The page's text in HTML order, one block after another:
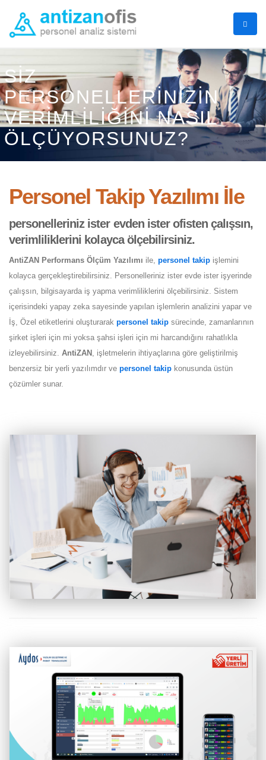
SIZ
PERSONELLERINIZIN
VERIMLILIĞINI NASIL
ÖLÇÜYORSUNUZ?
Personel Takip Yazılımı İle
personelleriniz ister evden ister ofisten çalışsın,
verimliliklerini kolayca ölçebilirsiniz.
AntiZAN Performans Ölçüm Yazılımı ile, personel takip işlemini
kolayca gerçekleştirebilirsiniz. Personelleriniz ister evde ister işyerinde
çalışsın, bilgisayarda iş yapma verimliliklerini ölçebilirsiniz. Sistem
içerisindeki yapay zeka sayesinde yapılan işlemlerin analizini yapar ve
İş, Özel etiketlerini oluşturarak personel takip sürecinde, zamanlarının
şirket işleri için mi yoksa şahsi işleri için mi harcandığını rahatlıkla
izleyebilirsiniz. AntiZAN , işletmelerin ihtiyaçlarına göre geliştirilmiş
benzersiz bir yerli yazılımdır ve personel takip konusunda üstün
çözümler sunar.